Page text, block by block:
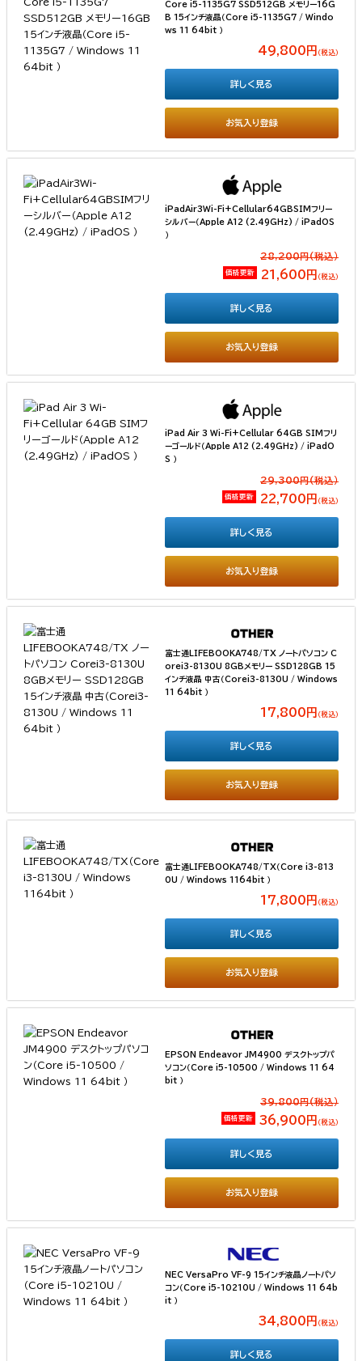
Core i5-1135G7 SSD512GB メモリー16G
B 15インチ液晶（Core i5-1135G7 / Windo
ws 11 64bit ）
49,800円 （税込）
お気入り登録
詳しく見る
iPadAir3Wi-Fi+Cellular64GBSIMフリー
シルバー（Apple A12 (2.49GHz) / iPadOS
）
28,200円(税込）
価格更新 21,600円 （税込）
お気入り登録
詳しく見る
iPad Air 3 Wi-Fi+Cellular 64GB SIMフリ
ーゴールド（Apple A12 (2.49GHz) / iPadO
S ）
29,300円(税込）
価格更新 22,700円 （税込）
お気入り登録
詳しく見る
富士通LIFEBOOKA748/TX ノートパソコン C
orei3-8130U 8GBメモリー SSD128GB 15
インチ液晶 中古（Corei3-8130U / Windows
11 64bit ）
17,800円 （税込）
お気入り登録
詳しく見る
富士通LIFEBOOKA748/TX（Core i3-813
0U / Windows 1164bit ）
17,800円 （税込）
お気入り登録
詳しく見る
EPSON Endeavor JM4900 デスクトップパ
ソコン（Core i5-10500 / Windows 11 64
bit ）
39,800円(税込）
価格更新 36,900円 （税込）
お気入り登録
詳しく見る
NEC VersaPro VF-9 15インチ液晶ノートパソ
コン（Core i5-10210U / Windows 11 64b
it ）
34,800円 （税込）
詳しく見る